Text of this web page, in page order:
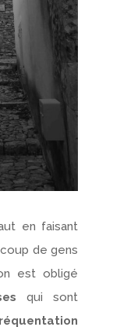
en faisant
de gens
est obligé
qui sont